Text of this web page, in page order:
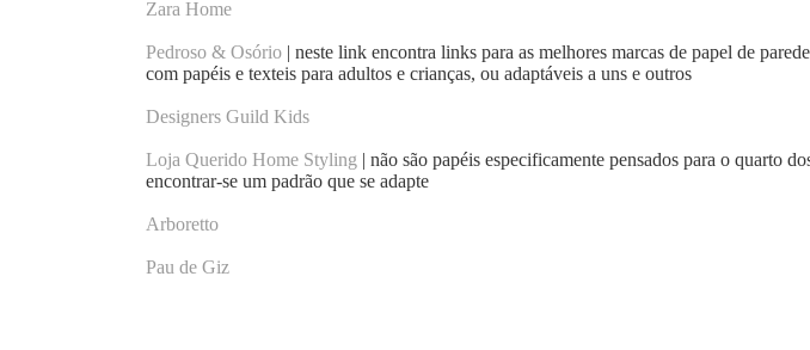
Zara Home
Pedroso & Osório | neste link encontra links para as melhores marcas de papel de
com papéis e texteis para adultos e crianças, ou adaptáveis a uns e outros
Designers Guild Kids
Loja Querido Home Styling | não são papéis especificamente pensados para o quarto
encontrar-se um padrão que se adapte
Arboretto
Pau de Giz